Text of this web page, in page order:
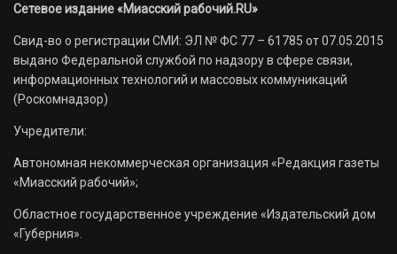
Сетевое издание «Миасский рабочий.RU»
Свид-во о регистрации СМИ: ЭЛ № ФС 77 – 61785 от 07.05.2015
выдано Федеральной службой по надзору в сфере связи,
информационных технологий и массовых коммуникаций
(Роскомнадзор)
Учредители:
Автономная некоммерческая организация «Редакция газеты
«Миасский рабочий»;
Областное государственное учреждение «Издательский дом
«Губерния».